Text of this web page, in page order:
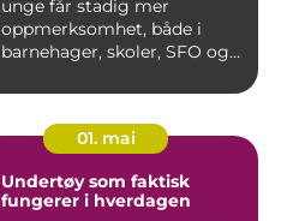
unge får stadig mer
oppmerksomhet, både i
barnehager, skoler, SFO og
01. mai
Undertøy som faktisk
fungerer i hverdagen